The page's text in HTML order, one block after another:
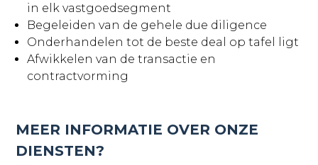
in elk vastgoedsegment
Begeleiden van de gehele due diligence
Onderhandelen tot de beste deal op tafel ligt
Afwikkelen van de transactie en
contractvorming
MEER INFORMATIE OVER ONZE
DIENSTEN?